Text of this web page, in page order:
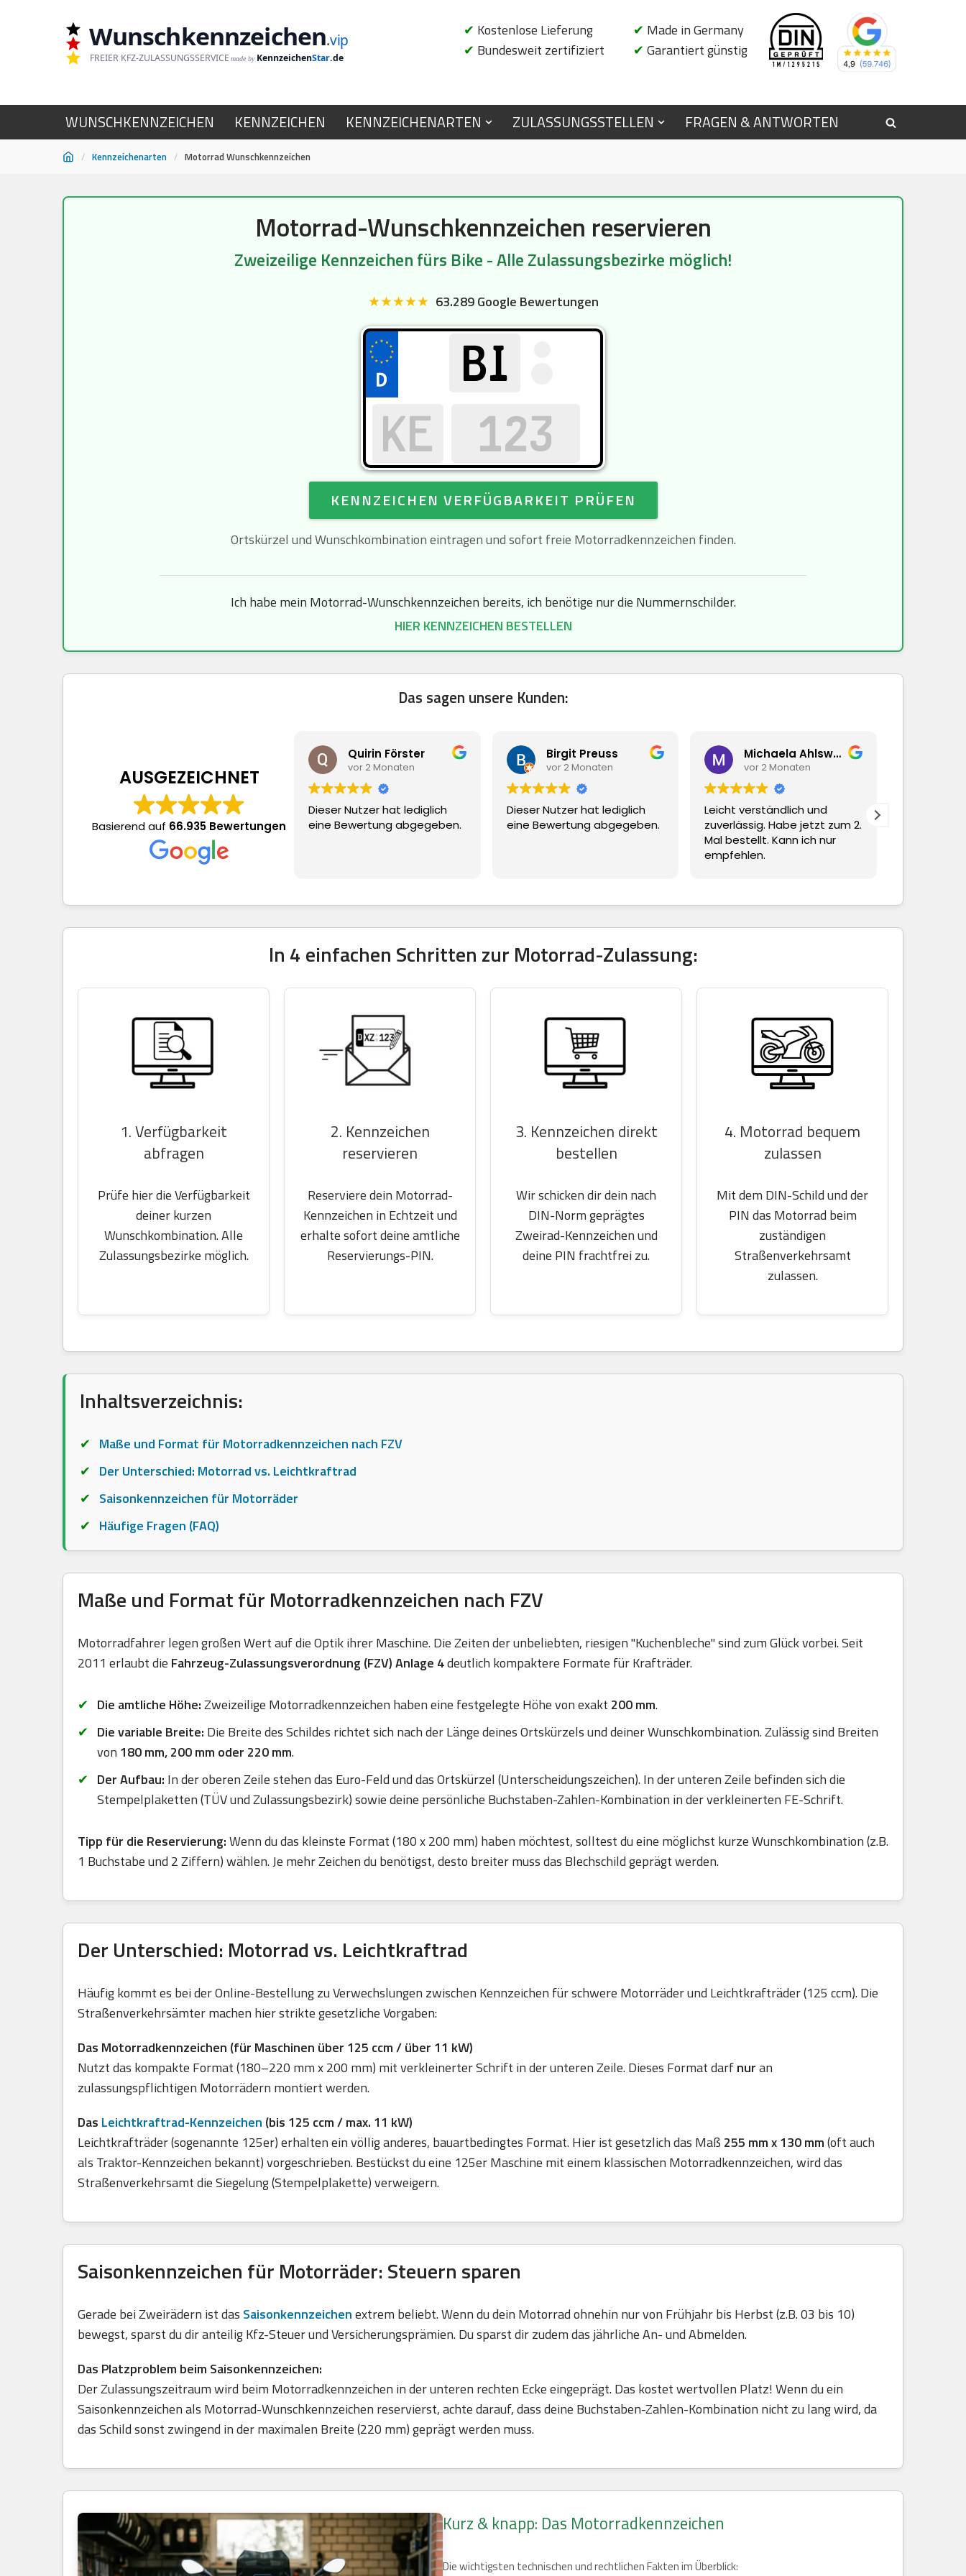
Wunschkennzeichen.vip
FREIER KFZ-ZULASSUNGSSERVICE made by KennzeichenStar.de
✔ Kostenlose Lieferung
✔ Bundesweit zertifiziert
✔ Made in Germany
✔ Garantiert günstig
WUNSCHKENNZEICHEN KENNZEICHEN KENNZEICHENARTEN ZULASSUNGSSTELLEN FRAGEN & ANTWORTEN
/ Kennzeichenarten / Motorrad Wunschkennzeichen
Motorrad-Wunschkennzeichen reservieren
Zweizeilige Kennzeichen fürs Bike - Alle Zulassungsbezirke möglich!
★★★★★ 63.289 Google Bewertungen
KENNZEICHEN VERFÜGBARKEIT PRÜFEN
Ortskürzel und Wunschkombination eintragen und sofort freie Motorradkennzeichen finden.
Ich habe mein Motorrad-Wunschkennzeichen bereits, ich benötige nur die Nummernschilder.
HIER KENNZEICHEN BESTELLEN
Das sagen unsere Kunden:
AUSGEZEICHNET
Basierend auf 66.935 Bewertungen
Quirin Förster
vor 2 Monaten
Dieser Nutzer hat lediglich
eine Bewertung abgegeben.
Birgit Preuss
vor 2 Monaten
Dieser Nutzer hat lediglich
eine Bewertung abgegeben.
Michaela Ahlswede
vor 2 Monaten
Leicht verständlich und
zuverlässig. Habe jetzt zum 2.
Mal bestellt. Kann ich nur
empfehlen.
In 4 einfachen Schritten zur Motorrad-Zulassung:
1. Verfügbarkeit
abfragen
Prüfe hier die Verfügbarkeit
deiner kurzen
Wunschkombination. Alle
Zulassungsbezirke möglich.
2. Kennzeichen
reservieren
Reserviere dein Motorrad-
Kennzeichen in Echtzeit und
erhalte sofort deine amtliche
Reservierungs-PIN.
3. Kennzeichen direkt
bestellen
Wir schicken dir dein nach
DIN-Norm geprägtes
Zweirad-Kennzeichen und
deine PIN frachtfrei zu.
4. Motorrad bequem
zulassen
Mit dem DIN-Schild und der
PIN das Motorrad beim
zuständigen
Straßenverkehrsamt
zulassen.
Inhaltsverzeichnis:
Maße und Format für Motorradkennzeichen nach FZV
Der Unterschied: Motorrad vs. Leichtkraftrad
Saisonkennzeichen für Motorräder
Häufige Fragen (FAQ)
Maße und Format für Motorradkennzeichen nach FZV
Motorradfahrer legen großen Wert auf die Optik ihrer Maschine. Die Zeiten der unbeliebten, riesigen "Kuchenbleche" sind zum Glück vorbei. Seit
2011 erlaubt die Fahrzeug-Zulassungsverordnung (FZV) Anlage 4deutlich kompaktere Formate für Krafträder.
Die amtliche Höhe:Zweizeilige Motorradkennzeichen haben eine festgelegte Höhe von exakt 200 mm.
Die variable Breite: Die Breite des Schildes richtet sich nach der Länge deines Ortskürzels und deiner Wunschkombination. Zulässig sind Breiten
von 180 mm, 200 mm oder 220 mm.
Der Aufbau: In der oberen Zeile stehen das Euro-Feld und das Ortskürzel (Unterscheidungszeichen). In der unteren Zeile befinden sich die
Stempelplaketten (TÜV und Zulassungsbezirk) sowie deine persönliche Buchstaben-Zahlen-Kombination in der verkleinerten FE-Schrift.
Tipp für die Reservierung:Wenn du das kleinste Format (180 x 200 mm) haben möchtest, solltest du eine möglichst kurze Wunschkombination (z.B.
1 Buchstabe und 2 Ziffern) wählen. Je mehr Zeichen du benötigst, desto breiter muss das Blechschild geprägt werden.
Der Unterschied: Motorrad vs. Leichtkraftrad
Häufig kommt es bei der Online-Bestellung zu Verwechslungen zwischen Kennzeichen für schwere Motorräder und Leichtkrafträder (125 ccm). Die
Straßenverkehrsämter machen hier strikte gesetzliche Vorgaben:
Das Motorradkennzeichen (für Maschinen über 125 ccm / über 11 kW)
Nutzt das kompakte Format (180–220 mm x 200 mm) mit verkleinerter Schrift in der unteren Zeile. Dieses Format darfnuran
zulassungspflichtigen Motorrädern montiert werden.
Das Leichtkraftrad-Kennzeichen (bis 125 ccm / max. 11 kW)
Leichtkrafträder (sogenannte 125er) erhalten ein völlig anderes, bauartbedingtes Format. Hier ist gesetzlich das Maß 255 mm x 130 mm(oft auch
als Traktor-Kennzeichen bekannt) vorgeschrieben. Bestückst du eine 125er Maschine mit einem klassischen Motorradkennzeichen, wird das
Straßenverkehrsamt die Siegelung (Stempelplakette) verweigern.
Saisonkennzeichen für Motorräder: Steuern sparen
Gerade bei Zweirädern ist das Saisonkennzeichenextrem beliebt. Wenn du dein Motorrad ohnehin nur von Frühjahr bis Herbst (z.B. 03 bis 10)
bewegst, sparst du dir anteilig Kfz-Steuer und Versicherungsprämien. Du sparst dir zudem das jährliche An- und Abmelden.
Das Platzproblem beim Saisonkennzeichen:
Der Zulassungszeitraum wird beim Motorradkennzeichen in der unteren rechten Ecke eingeprägt. Das kostet wertvollen Platz! Wenn du ein
Saisonkennzeichen als Motorrad-Wunschkennzeichen reservierst, achte darauf, dass deine Buchstaben-Zahlen-Kombination nicht zu lang wird, da
das Schild sonst zwingend in der maximalen Breite (220 mm) geprägt werden muss.
Kurz & knapp: Das Motorradkennzeichen
Die wichtigsten technischen und rechtlichen Fakten im Überblick: